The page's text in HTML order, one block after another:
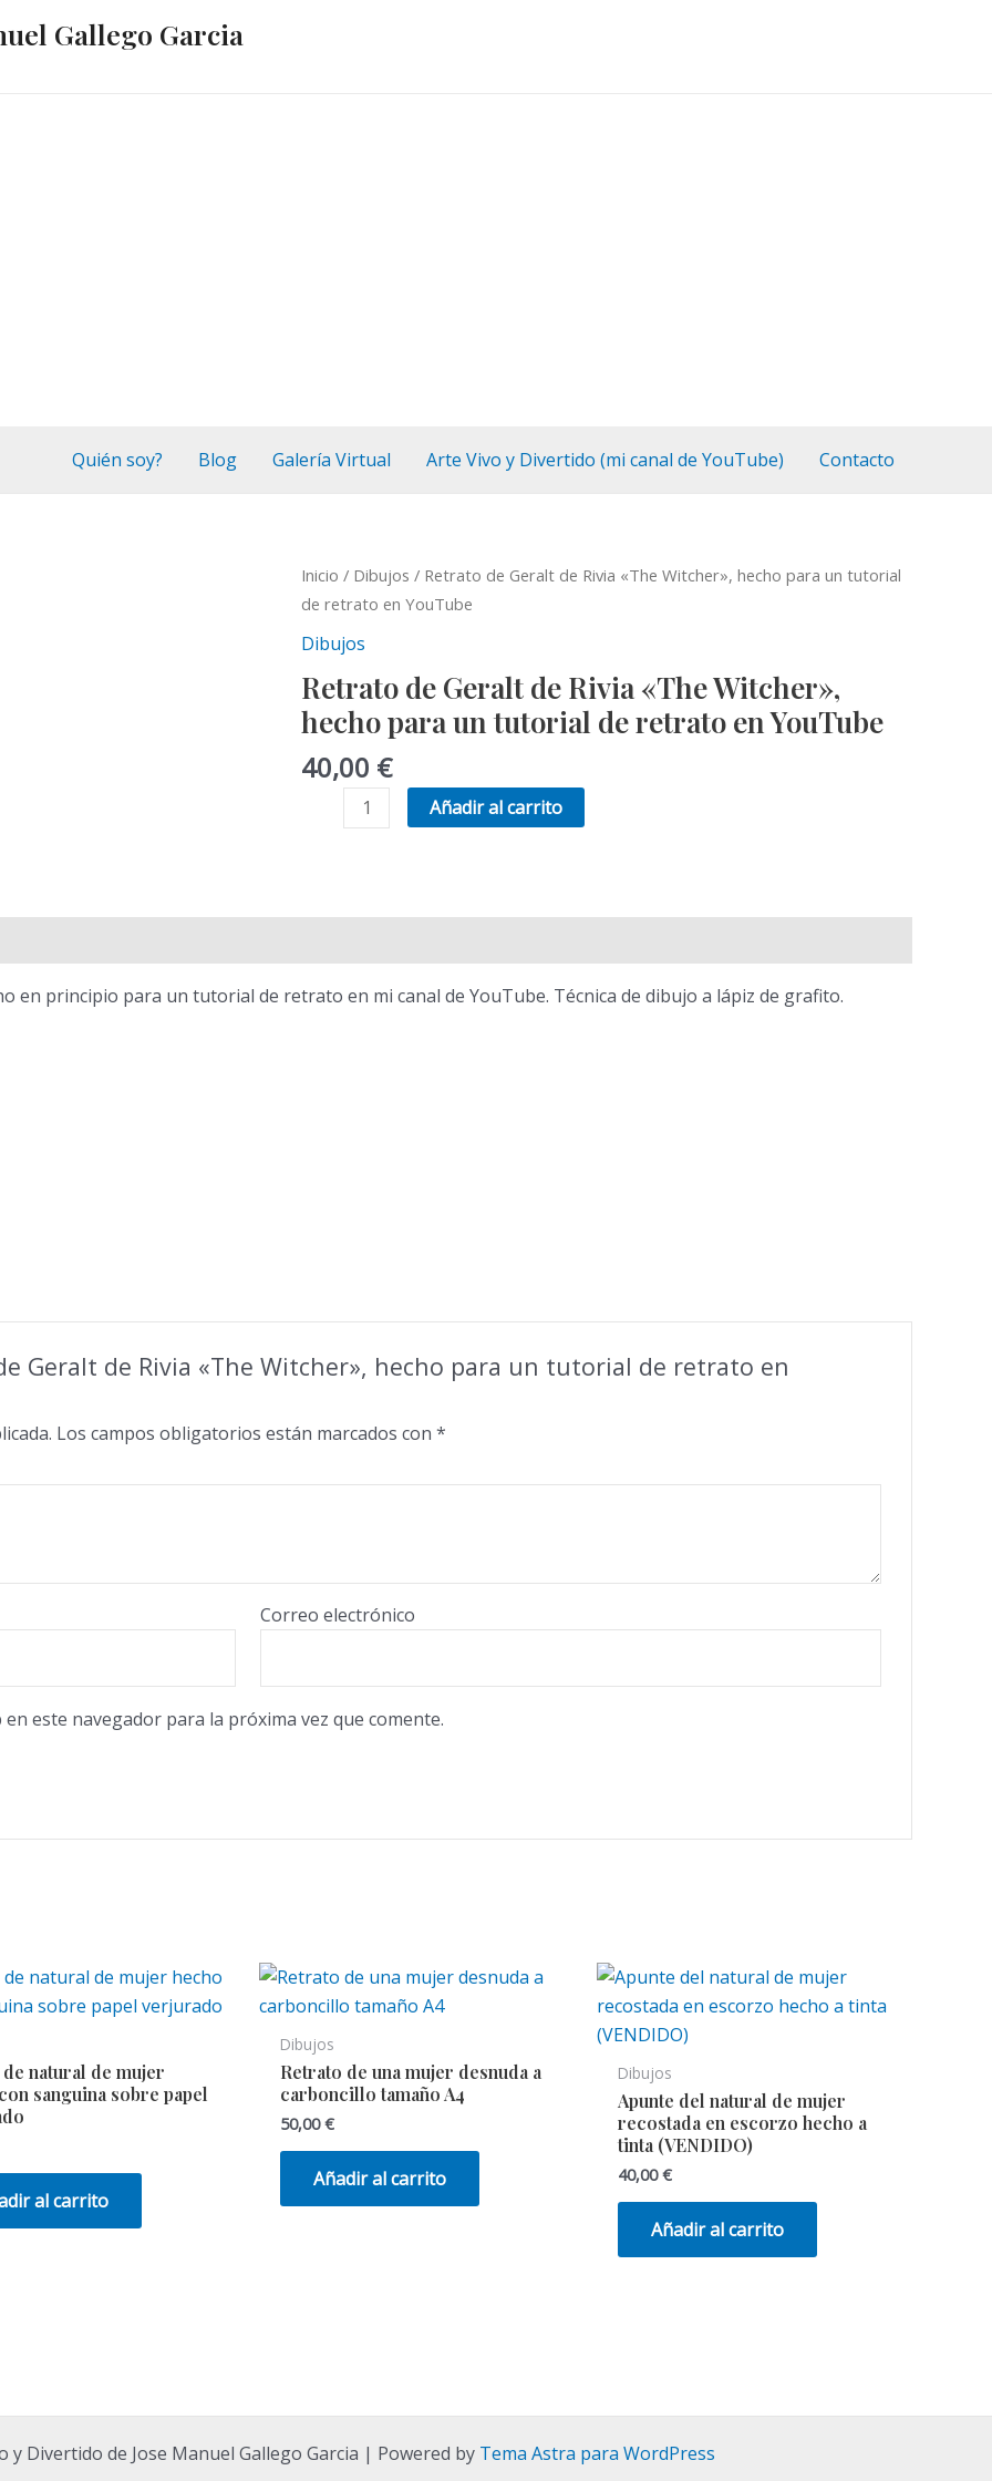
Gallego Garcia
Quién soy? Blog Galería Virtual Arte Vivo y Divertido (mi canal de YouTube) Contacto
Inicio / Dibujos / Retrato de Geralt de Rivia «The Witcher», hecho para un tutorial
de retrato en YouTube
Dibujos
Retrato de Geralt de Rivia «The Witcher»,
hecho para un tutorial de retrato en YouTube
40,00 €
Rivia
hecho
Añadir al carrito
en principio para un tutorial de retrato en mi canal de YouTube. Técnica de dibujo a lápiz de grafito.
Geralt de Rivia «The Witcher», hecho para un tutorial de retrato en
Los campos obligatorios están marcados con *
Correo electrónico
este navegador para la próxima vez que comente.
de natural de mujer
sanguina sobre papel
al carrito
Dibujos
Retrato de una mujer desnuda a
carboncillo tamaño A4
50,00€
Añadir al carrito
Dibujos
Apunte del natural de mujer
recostada en escorzo hecho a
tinta (VENDIDO)
40,00€
Añadir al carrito
Divertido de Jose Manuel Gallego Garcia | Powered by Tema Astra para WordPress